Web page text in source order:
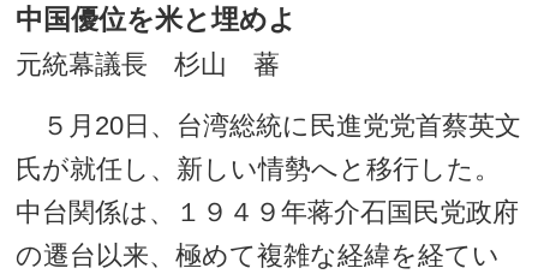
中国優位を米と埋めよ
元統幕議長 杉山 蕃
５月20日、台湾総統に民進党党首蔡英文
氏が就任し、新しい情勢へと移行した。
中台関係は、１９４９年蒋介石国民党政府
の遷台以来、極めて複雑な経緯を経てい